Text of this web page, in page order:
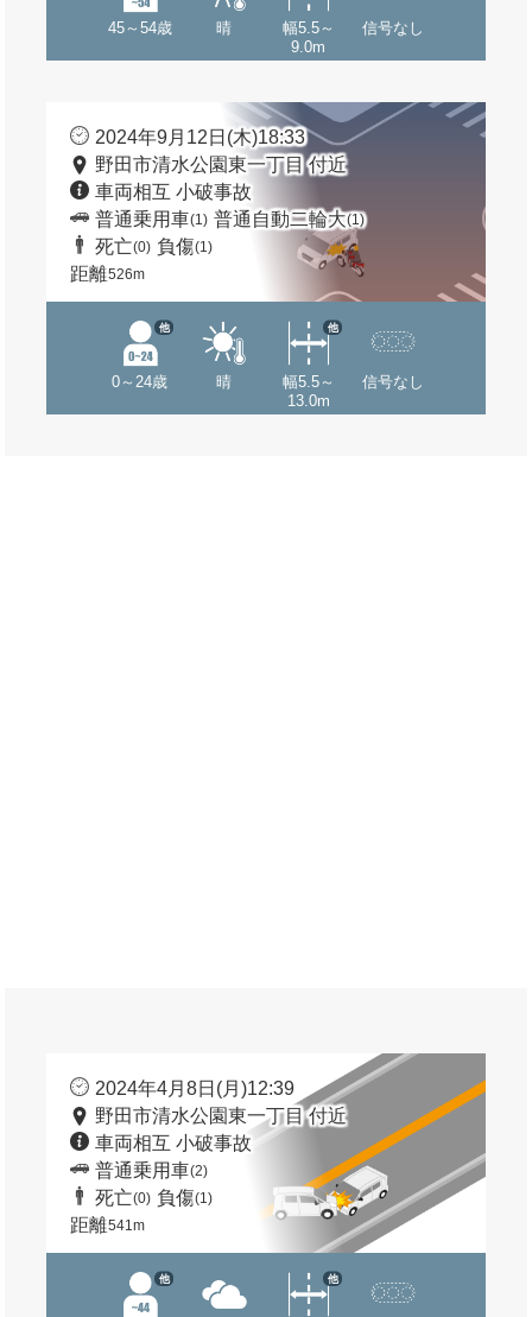
45～54歳 晴
幅5.5～
9.0m
信号なし
2024年9月12日(木)18:33
野田市清水公園東一丁目 付近
車両相互 小破事故
普通乗用車(1) 普通自動二輪大(1)
死亡(0) 負傷(1)
距離526m
0～24歳
他
晴
幅5.5～
13.0m
他
信号なし
2024年4月8日(月)12:39
野田市清水公園東一丁目 付近
車両相互 小破事故
普通乗用車(2)
死亡(0) 負傷(1)
距離541m
他 他